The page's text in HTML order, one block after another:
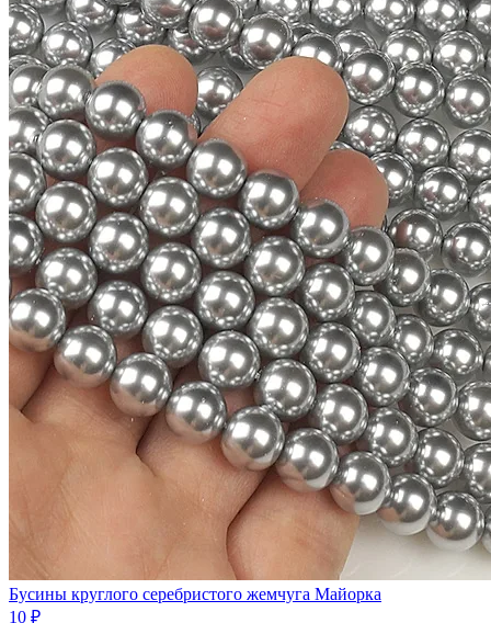
Бусины круглого серебристого жемчуга Майорка
10 ₽